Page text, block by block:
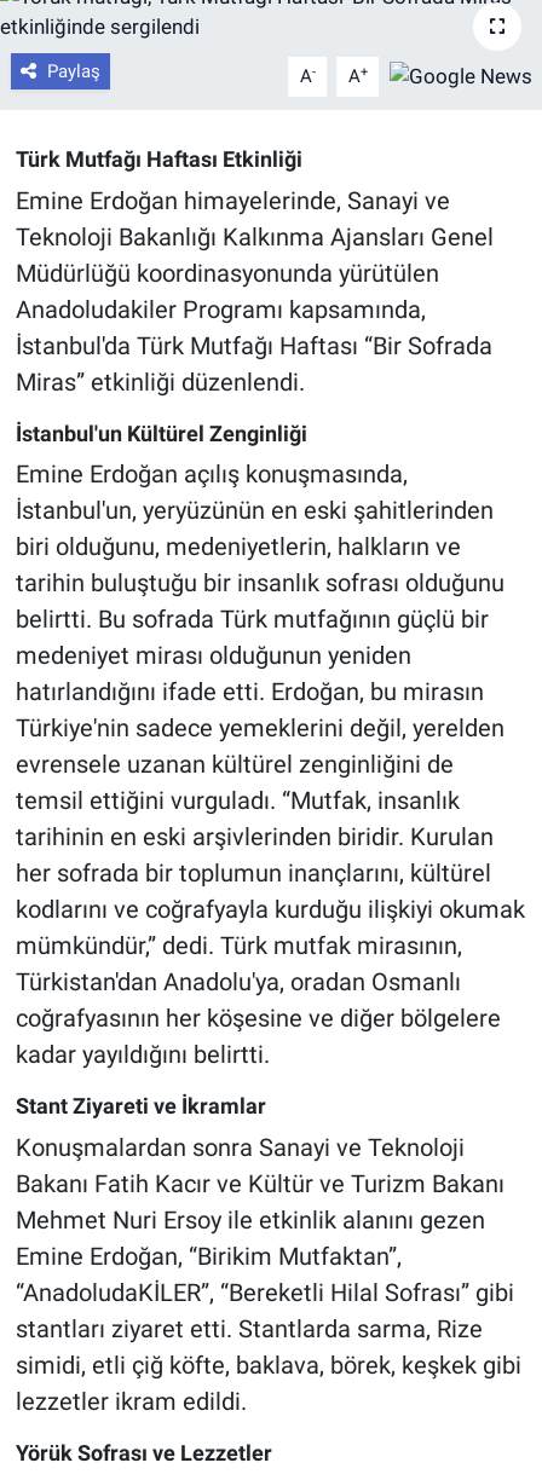
Paylaş A- A+
Türk Mutfağı Haftası Etkinliği
Emine Erdoğan himayelerinde, Sanayi ve
Teknoloji Bakanlığı Kalkınma Ajansları Genel
Müdürlüğü koordinasyonunda yürütülen
Anadoludakiler Programı kapsamında,
İstanbul'da Türk Mutfağı Haftası “Bir Sofrada
Miras” etkinliği düzenlendi.
İstanbul'un Kültürel Zenginliği
Emine Erdoğan açılış konuşmasında,
İstanbul'un, yeryüzünün en eski şahitlerinden
biri olduğunu, medeniyetlerin, halkların ve
tarihin buluştuğu bir insanlık sofrası olduğunu
belirtti. Bu sofrada Türk mutfağının güçlü bir
medeniyet mirası olduğunun yeniden
hatırlandığını ifade etti. Erdoğan, bu mirasın
Türkiye'nin sadece yemeklerini değil, yerelden
evrensele uzanan kültürel zenginliğini de
temsil ettiğini vurguladı. “Mutfak, insanlık
tarihinin en eski arşivlerinden biridir. Kurulan
her sofrada bir toplumun inançlarını, kültürel
kodlarını ve coğrafyayla kurduğu ilişkiyi okumak
mümkündür,” dedi. Türk mutfak mirasının,
Türkistan'dan Anadolu'ya, oradan Osmanlı
coğrafyasının her köşesine ve diğer bölgelere
kadar yayıldığını belirtti.
Stant Ziyareti ve İkramlar
Konuşmalardan sonra Sanayi ve Teknoloji
Bakanı Fatih Kacır ve Kültür ve Turizm Bakanı
Mehmet Nuri Ersoy ile etkinlik alanını gezen
Emine Erdoğan, “Birikim Mutfaktan”,
“AnadoludaKİLER”, “Bereketli Hilal Sofrası” gibi
stantları ziyaret etti. Stantlarda sarma, Rize
simidi, etli çiğ köfte, baklava, börek, keşkek gibi
lezzetler ikram edildi.
Yörük Sofrası ve Lezzetler